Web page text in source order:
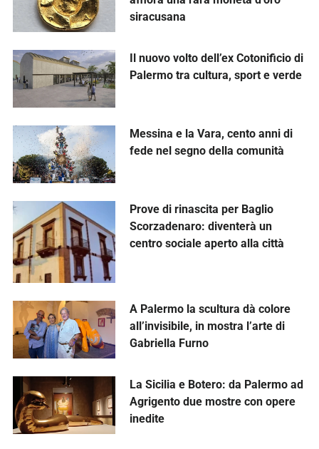
siracusana
Il nuovo volto dell’ex Cotonificio di
Palermo tra cultura, sport e verde
Messina e la Vara, cento anni di
fede nel segno della comunità
Prove di rinascita per Baglio
Scorzadenaro: diventerà un
centro sociale aperto alla città
A Palermo la scultura dà colore
all’invisibile, in mostra l’arte di
Gabriella Furno
La Sicilia e Botero: da Palermo ad
Agrigento due mostre con opere
inedite